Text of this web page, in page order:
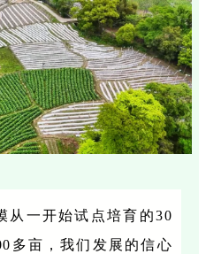
从一开始试点培育的30
多亩，我们发展的信心